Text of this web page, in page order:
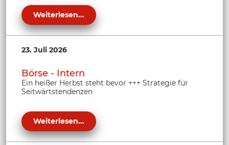
Weiterlesen...
23. Juli 2026
Börse - Intern
Ein heißer Herbst steht bevor +++ Strategie für
Seitwärtstendenzen
Weiterlesen...